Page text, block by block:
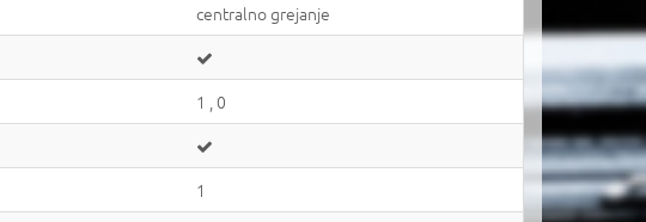
centralno grejanje
1 , 0
1